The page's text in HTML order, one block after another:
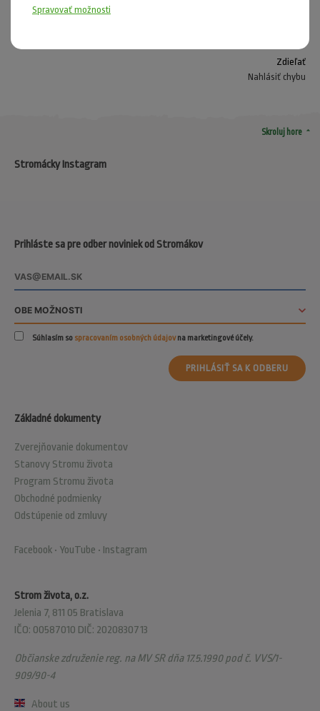
Zdieľať
Nahlásiť chybu
Skroluj hore arrow_drop_up
Strom života, o.z.
Jelenia 7, 811 05 Bratislava
IČO: 00587010 DIČ: 2020830713
Občianske združenie reg. na MV SR dňa 17.5.1990 pod č. VVS/1-
909/90-4
About us
Základné dokumenty
Zverejňovanie dokumentov
Stanovy Stromu života
Program Stromu života
Obchodné podmienky
Odstúpenie od zmluvy
Facebook • YouTube • Instagram
Prihláste sa pre odber noviniek od Stromákov
Súhlasím so spracovaním osobných údajovna marketingové účely.
PRIHLÁSIŤ SA K ODBERU
Stromácky Instagram
Spravovať možnosti